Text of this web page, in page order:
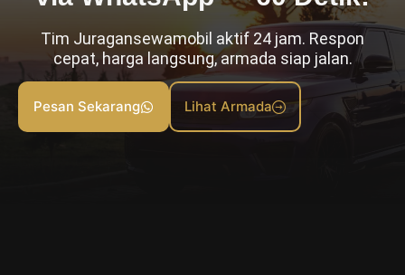
Tim Juragansewamobil aktif 24 jam. Respon
cepat, harga langsung, armada siap jalan.
Pesan Sekarang Lihat Armada